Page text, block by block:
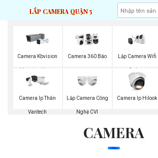
LẮP CAMERA QUẬN 5
Camera Kbvision
Motorized Lens
Camera 360 Báo
Động
Lắp Camera Wifi
Dahua
Camera Ip Thân
Vantech
Lắp Camera Công
Nghệ CVI
Camera Ip Hilook
CAMERA